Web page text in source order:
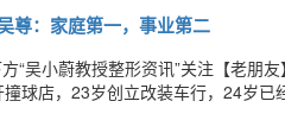
尊：家庭第一，事业第二
方“吴小蔚教授整形资讯”关注【老朋
球店，23岁创立改装车行，24岁